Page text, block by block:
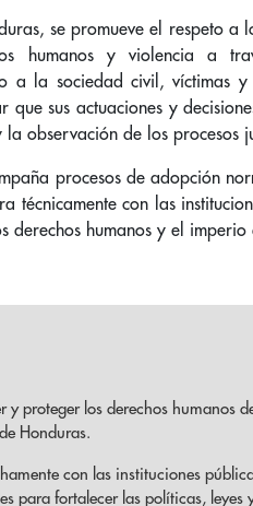
se promueve el respeto a
humanos y violencia a
a la sociedad civil, víctimas
que sus actuaciones y
la observación de los procesos
procesos de adopción
técnicamente con las
derechos humanos y el imperio
y proteger los derechos humanos
Honduras.
con las instituciones
para fortalecer las políticas,